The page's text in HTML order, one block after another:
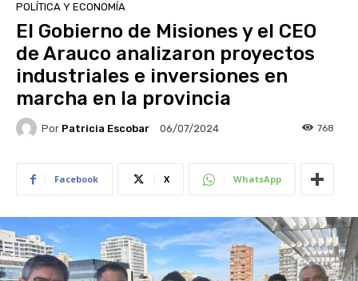
POLÍTICA Y ECONOMÍA
El Gobierno de Misiones y el CEO
de Arauco analizaron proyectos
industriales e inversiones en
marcha en la provincia
Por Patricia Escobar 06/07/2024 768
Facebook X WhatsApp